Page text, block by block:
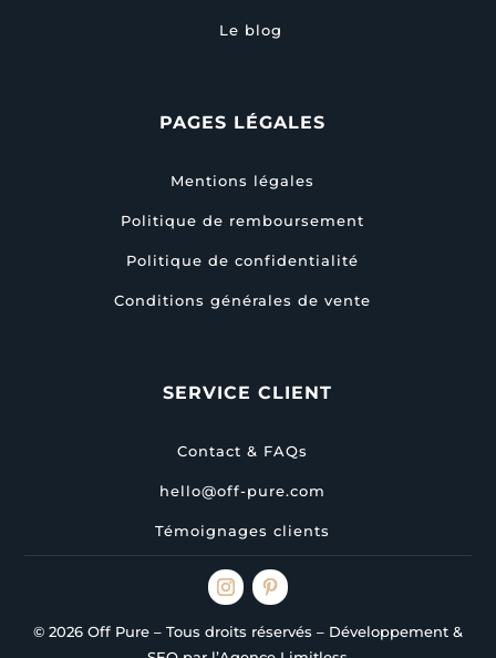
Le blog
PAGES LÉGALES
Mentions légales
Politique de remboursement
Politique de confidentialité
Conditions générales de vente
SERVICE CLIENT
Contact & FAQs
hello@off-pure.com
Témoignages clients
© 2026 Off Pure – Tous droits réservés – Développement &